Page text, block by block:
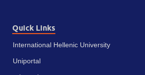
Quick Links
International Hellenic University
Uniportal